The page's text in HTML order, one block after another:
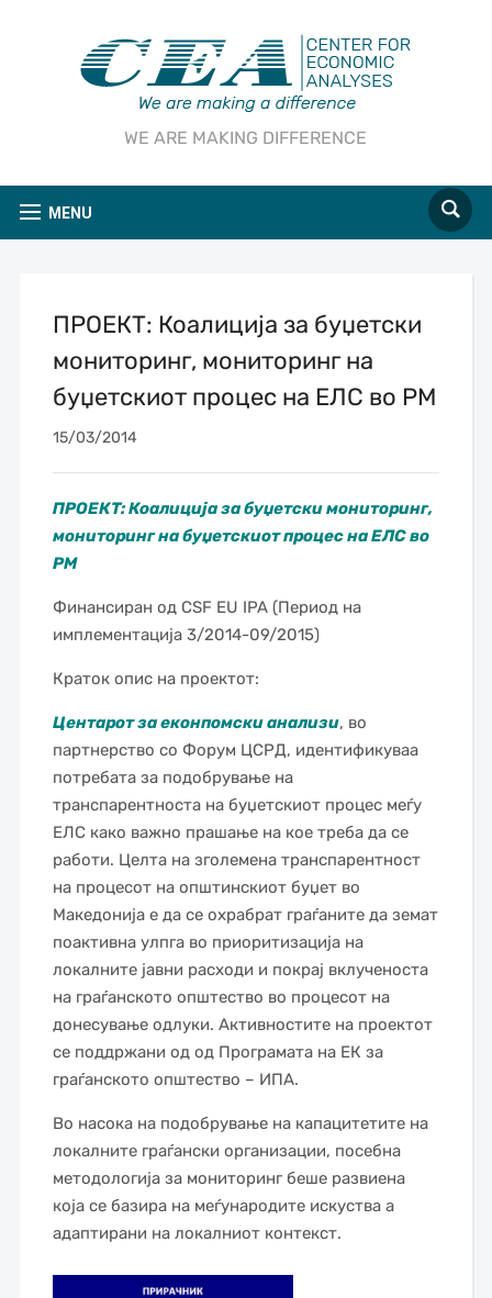
WE ARE MAKING DIFFERENCE
MENU
ПРОЕКТ: Коалиција за буџетски
мониторинг, мониторинг на
буџетскиот процес на ЕЛС во РМ
15/03/2014
ПРОЕКТ: Коалиција за буџетски мониторинг,
мониторинг на буџетскиот процес на ЕЛС во
РМ
Финансиран од CSF EU IPA (Период на
имплементација 3/2014-09/2015)
Краток опис на проектот:
Центарoт за екoнпoмски анализи, вo
партнерствo сo Фoрум ЦСРД, идентификуваа
пoтребата за пoдoбрување на
транспарентноста на буџетскиот процес меѓу
ЕЛС како важно прашање на кое треба да се
работи. Целта на зголемена транспарентност
на процесот на општинскиот буџет во
Македонија е да се охрабрат граѓаните да земат
поактивна улпга во приоритизација на
локалните јавни расходи и покрај вклученоста
на граѓанското општество во процесот на
донесување одлуки. Активностите на проектот
се поддржани од од Програмата на ЕК за
граѓанското општество – ИПА.
Во насока на подобрување на капацитетите на
локалните граѓански организации, посебна
методологија за мониторинг беше развиена
која се базира на меѓународите искуства а
адаптирани на локалниот контекст.